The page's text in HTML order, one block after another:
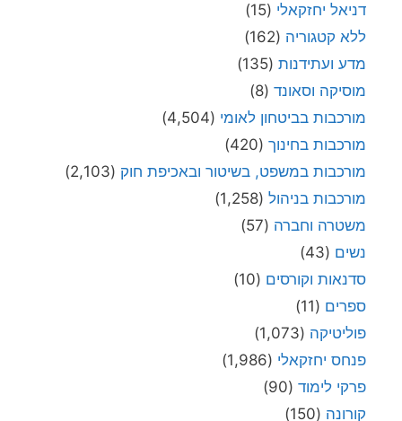
דניאל יחזקאלי (15)
ללא קטגוריה (162)
מדע ועתידנות (135)
מוסיקה וסאונד (8)
מורכבות בביטחון לאומי (4,504)
מורכבות בחינוך (420)
מורכבות במשפט, בשיטור ובאכיפת חוק (2,103)
מורכבות בניהול (1,258)
משטרה וחברה (57)
נשים (43)
סדנאות וקורסים (10)
ספרים (11)
פוליטיקה (1,073)
פנחס יחזקאלי (1,986)
פרקי לימוד (90)
קורונה (150)